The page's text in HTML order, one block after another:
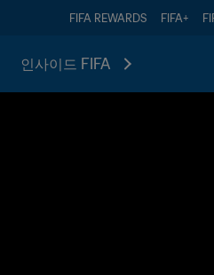
FIFA REWARDS FIFA+
인사이드 FIFA